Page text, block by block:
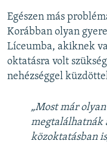
Egészen más
Korábban olyan
Líceumba, akiknek
oktatásra volt
nehézséggel
„Most már
megtalálhatnák
közoktatásban